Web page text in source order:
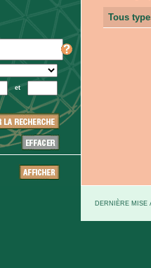
et
Tous
DERNIÈRE MISE